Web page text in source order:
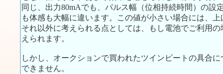
同じ、出力80mAでも、パルス幅（位相持続時間）の設
も体感も大幅に違います。この値が小さい場合には、
それ以外に考えられる点としては、もし電池でご利用
えられます。
しかし、オークションで買われたツインビートの具合
できません。